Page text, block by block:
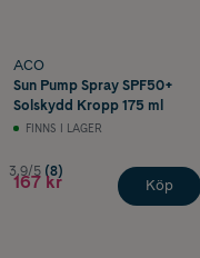
ACO
Sun Pump Spray SPF50+
Solskydd Kropp 175 ml
FINNS I LAGER
3.9/5 (8)
167 kr Köp